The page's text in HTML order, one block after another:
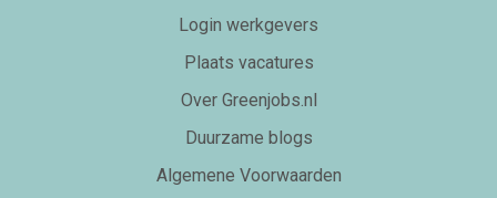
Login werkgevers
Plaats vacatures
Over Greenjobs.nl
Duurzame blogs
Algemene Voorwaarden